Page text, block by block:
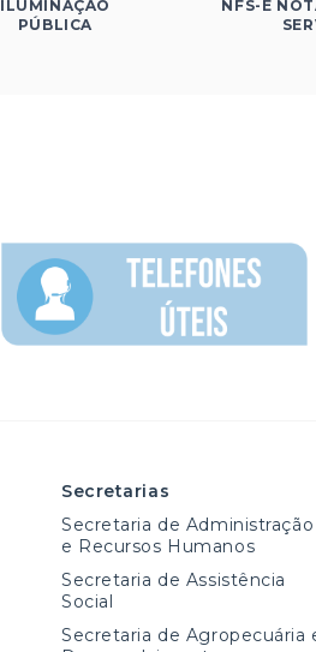
ILUMINAÇÃO
PÚBLICA
NFS-E
Secretarias
Secretaria de Administração
e Recursos Humanos
Secretaria de Assistência
Social
Secretaria de Agropecuária